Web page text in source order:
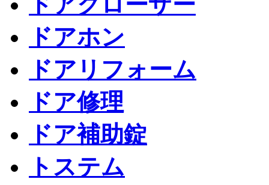
ドアホン
ドアリフォーム
ドア修理
ドア補助錠
トステム